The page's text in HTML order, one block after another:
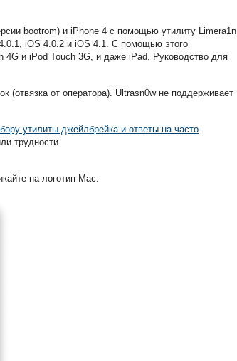
bootrom) и iPhone 4 с помощью утилиту Limera1n
iOS 4.0.2 и iOS 4.1. С помощью этого
4G и iPod Touch 3G, и даже iPad. Руководство для
(отвязка от оператора). Ultrasn0w не поддерживает
утилиты джейлбрейка и ответы на часто
трудности.
на логотип Mac.